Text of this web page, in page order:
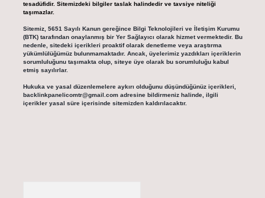
tesadüfidir. Sitemizdeki bilgiler taslak halindedir ve tavsiye niteliği
taşımazlar.
Sitemiz, 5651 Sayılı Kanun gereğince Bilgi Teknolojileri ve İletişim Kurumu
(BTK) tarafından onaylanmış bir Yer Sağlayıcı olarak hizmet vermektedir. Bu
nedenle, sitedeki içerikleri proaktif olarak denetleme veya araştırma
yükümlülüğümüz bulunmamaktadır. Ancak, üyelerimiz yazdıkları içeriklerin
sorumluluğunu taşımakta olup, siteye üye olarak bu sorumluluğu kabul
etmiş sayılırlar.
Hukuka ve yasal düzenlemelere aykırı olduğunu düşündüğünüz içerikleri,
backlinkpanelicomtr@gmail.comadresine bildirmeniz halinde, ilgili
içerikler yasal süre içerisinde sitemizden kaldırılacaktır.